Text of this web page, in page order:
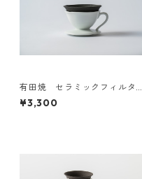
有田焼 セラミックフィルタ
ー＆ドリッパーセット（定
番）Japan domestic
¥3,300